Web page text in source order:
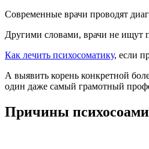
Современные врачи проводят
Другими словами, врачи не ищут
Как лечить психосоматику, если
А выявить корень конкретной
один даже самый грамотный
Причины